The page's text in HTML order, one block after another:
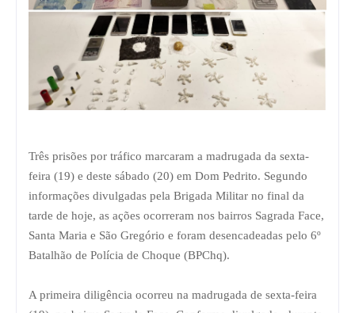
Três prisões por tráfico marcaram a madrugada da sexta-
feira (19) e deste sábado (20) em Dom Pedrito. Segundo
informações divulgadas pela Brigada Militar no final da
tarde de hoje, as ações ocorreram nos bairros Sagrada Face,
Santa Maria e São Gregório e foram desencadeadas pelo 6º
Batalhão de Polícia de Choque (BPChq).
A primeira diligência ocorreu na madrugada de sexta-feira